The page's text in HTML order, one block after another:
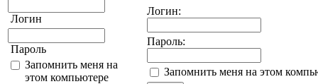
Логин
Пароль
Запомнить меня на
этом компьютере
Логин:
Пароль:
Запомнить меня на этом